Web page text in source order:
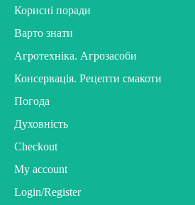
Корисні поради
Варто знати
Агротехніка. Агрозасоби
Консервація. Рецепти смакоти
Погода
Духовність
Checkout
My account
Login/Register